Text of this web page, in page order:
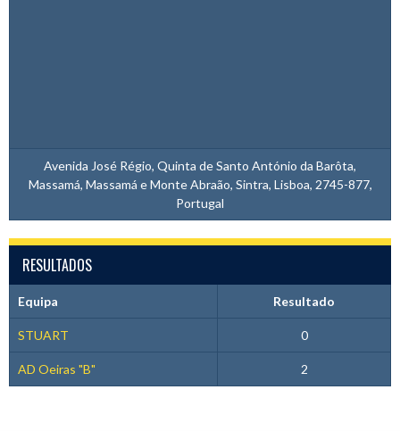
Avenida José Régio, Quinta de Santo António da Barôta,
Massamá, Massamá e Monte Abraão, Sintra, Lisboa, 2745-877,
Portugal
RESULTADOS
Equipa Resultado
STUART 0
AD Oeiras "B" 2